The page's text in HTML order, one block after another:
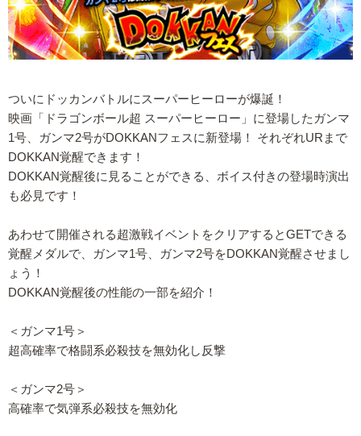
ついにドッカンバトルにスーパーヒーローが爆誕！
映画「ドラゴンボール超 スーパーヒーロー」に登場したガンマ
1号、ガンマ2号がDOKKANフェスに新登場！ それぞれURまで
DOKKAN覚醒できます！
DOKKAN覚醒後に見ることができる、ボイス付きの登場時演出
も必見です！
あわせて開催される超激戦イベントをクリアするとGETできる
覚醒メダルで、ガンマ1号、ガンマ2号をDOKKAN覚醒させまし
ょう！
DOKKAN覚醒後の性能の一部を紹介！
＜ガンマ1号＞
超高確率で格闘系必殺技を無効化し反撃
＜ガンマ2号＞
高確率で気弾系必殺技を無効化